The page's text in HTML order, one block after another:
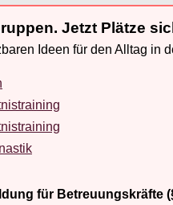
Jetzt Plätze
Ideen für den Alltag in
für Betreuungskräfte